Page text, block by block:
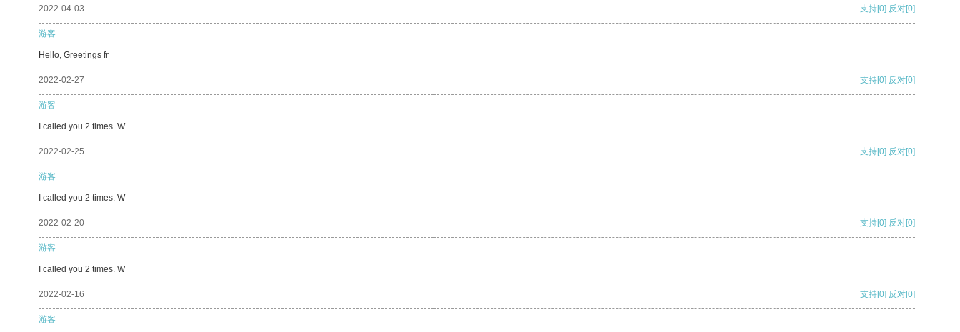
2022-04-03 支持[0] 反对[0]
游客
Hello, Greetings fr
2022-02-27 支持[0] 反对[0]
游客
I called you 2 times. W
2022-02-25 支持[0] 反对[0]
游客
I called you 2 times. W
2022-02-20 支持[0] 反对[0]
游客
I called you 2 times. W
2022-02-16 支持[0] 反对[0]
游客